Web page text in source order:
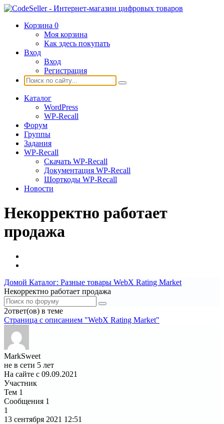
Корзина 0
Моя корзина
Как здесь покупать
Вход
Вход
Регистрация
Каталог
WordPress
WP-Recall
Форум
Группы
Задания
WP-Recall
Скачать WP-Recall
Документация WP-Recall
Шорткоды WP-Recall
Новости
Некорректно работает
продажа
Домой Каталог: Разные товары WebX Rating Market
Некорректно работает продажа
2ответ(ов) в теме
Страница c описанием "WebX Rating Market"
MarkSweet
не в сети 5 лет
На сайте с 09.09.2021
Участник
Тем 1
Сообщения 1
1
13 сентября 2021 12:51